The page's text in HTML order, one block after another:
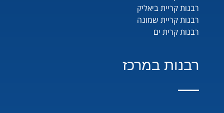
רבנות קריית ביאליק
רבנות קריית שמונה
רבנות קרית ים
רבנות במרכז